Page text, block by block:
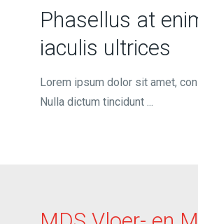
Phasellus at
iaculis ultrices
Lorem ipsum dolor sit amet,
Nulla dictum tincidunt ...